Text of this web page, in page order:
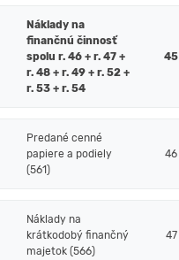
Náklady na
finančnú činnosť
spolu r. 46 + r. 47 +
r. 48 + r. 49 + r. 52 +
r. 53 + r. 54
45
Predané cenné
papiere a podiely
(561)
46
Náklady na
krátkodobý finančný
majetok (566)
47